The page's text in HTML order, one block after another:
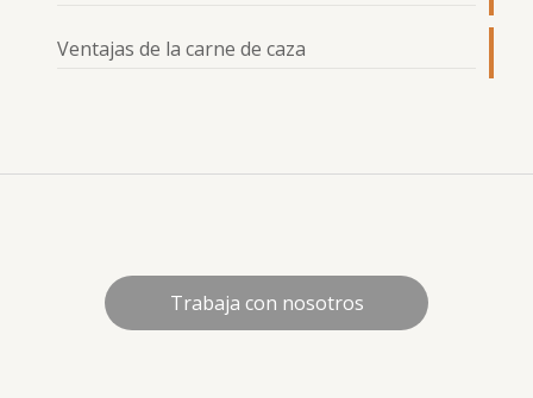
Ventajas de la carne de caza
Trabaja con nosotros